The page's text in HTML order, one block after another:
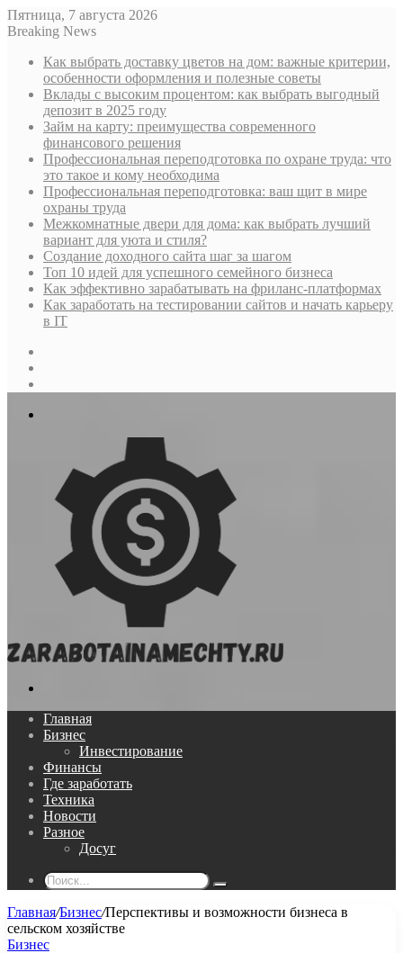
Пятница, 7 августа 2026
Breaking News
Как выбрать доставку цветов на дом: важные критерии,
особенности оформления и полезные советы
Вклады с высоким процентом: как выбрать выгодный
депозит в 2025 году
Займ на карту: преимущества современного
финансового решения
Профессиональная переподготовка по охране труда: что
это такое и кому необходима
Профессиональная переподготовка: ваш щит в мире
охраны труда
Межкомнатные двери для дома: как выбрать лучший
вариант для уюта и стиля?
Создание доходного сайта шаг за шагом
Топ 10 идей для успешного семейного бизнеса
Как эффективно зарабатывать на фриланс-платформах
Как заработать на тестировании сайтов и начать карьеру
в IT
Главная
Бизнес
Инвестирование
Финансы
Где заработать
Техника
Новости
Разное
Досуг
Поиск...
Главная/Бизнес/Перспективы и возможности бизнеса в
сельском хозяйстве
Бизнес